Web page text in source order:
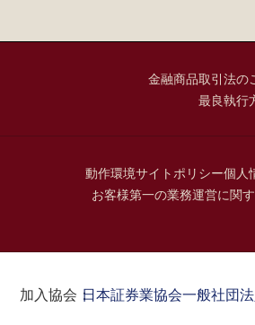
金融商品取引法の
最良執行
動作環境サイトポリシー個人
お客様第一の業務運営に関
加入協会：日本証券業協会一般社団